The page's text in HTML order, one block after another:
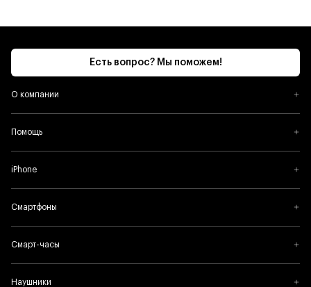
Есть вопрос? Мы поможем!
О компании
Помощь
iPhone
Смартфоны
Смарт-часы
Наушники